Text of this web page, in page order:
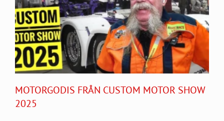
MOTORGODIS FRÅN CUSTOM MOTOR SHOW
2025